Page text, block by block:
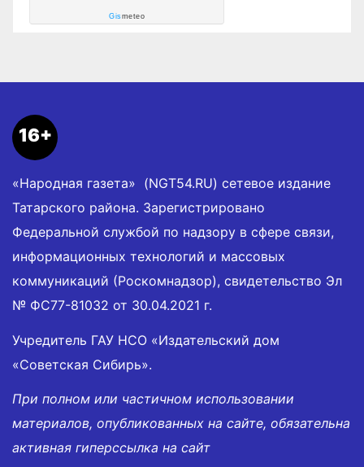
Gismeteo
16+
«Народная газета» (NGT54.RU) сетевое издание
Татарского района. Зарегистрировано
Федеральной службой по надзору в сфере связи,
информационных технологий и массовых
коммуникаций (Роскомнадзор), свидетельство Эл
№ ФС77-81032 от 30.04.2021 г.
Учредитель ГАУ НСО «Издательский дом
«Советская Сибирь».
При полном или частичном использовании
материалов, опубликованных на сайте, обязательна
активная гиперссылка на сайт